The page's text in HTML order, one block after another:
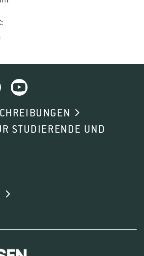
STUDIERENDE UND